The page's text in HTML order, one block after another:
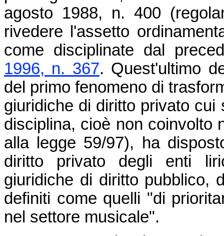
agosto 1988, n. 400
rivedere l'assetto
come disciplinate dal
1996, n. 367. Quest'ultimo
del primo fenomeno di
giuridiche di diritto privato
disciplina, cioè non coinvolto
alla legge 59/97), ha
diritto privato degli enti
giuridiche di diritto pubblico,
definiti come quelli "di
nel settore musicale".